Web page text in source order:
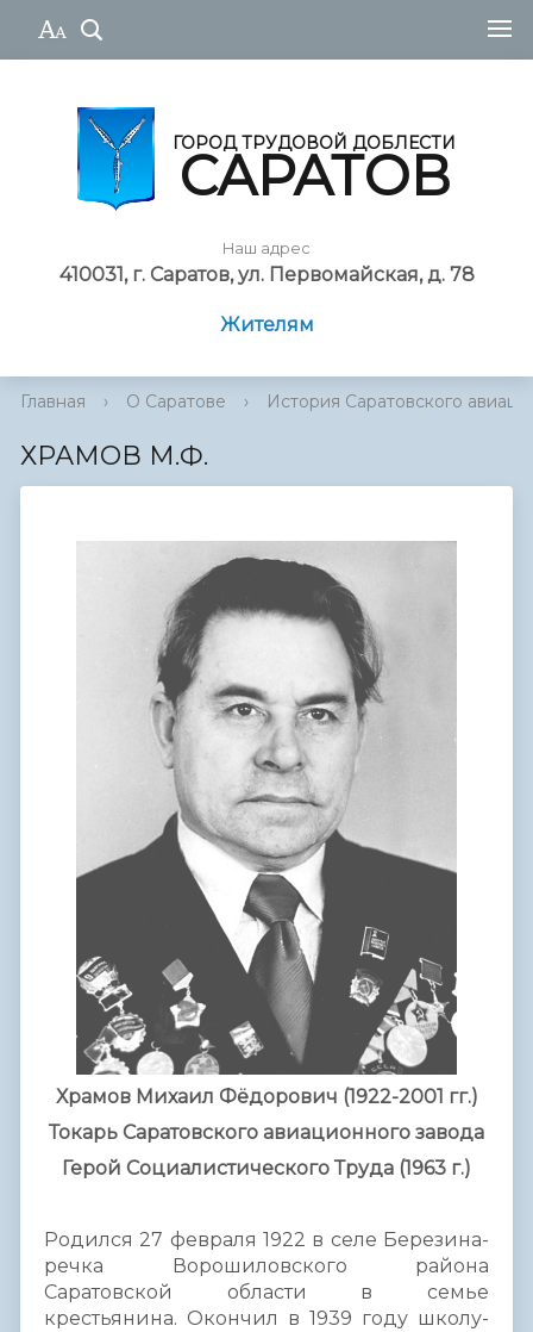
ГОРОД ТРУДОВОЙ ДОБЛЕСТИ
САРАТОВ
Наш адрес
410031, г. Саратов, ул. Первомайская, д. 78
Жителям
Главная › О Саратове › История Саратовского
ХРАМОВ М.Ф.
Храмов Михаил Фёдорович (1922-2001 гг.)
Токарь Саратовского авиационного завода
Герой Социалистического Труда (1963 г.)
Родился 27 февраля 1922 в селе Березина-
речка Ворошиловского района
Саратовской области в семье
крестьянина. Окончил в 1939 году школу-